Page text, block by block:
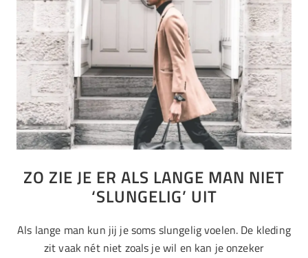
ZO ZIE JE ER ALS LANGE MAN NIET
‘SLUNGELIG’ UIT
Als lange man kun jij je soms slungelig voelen. De kleding
zit vaak nét niet zoals je wil en kan je onzeker